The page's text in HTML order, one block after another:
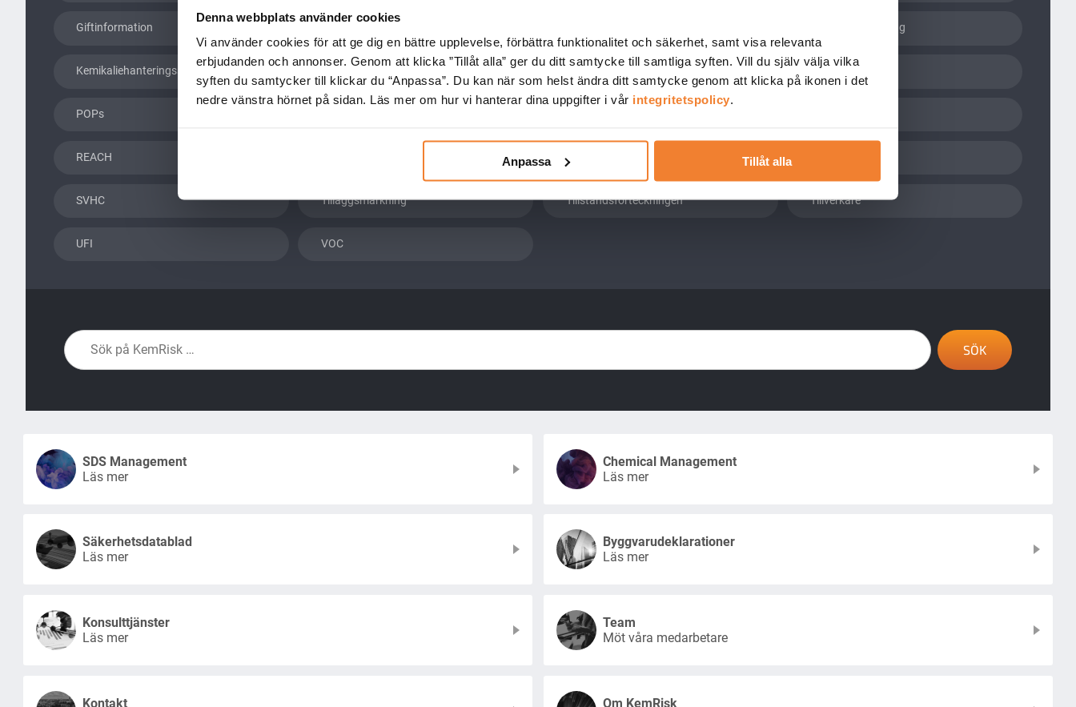
Denna webbplats använder cookies
Vi använder cookies för att ge dig en bättre upplevelse, förbättra funktionalitet och säkerhet, samt visa relevanta
erbjudanden och annonser. Genom att klicka ”Tillåt alla” ger du ditt samtycke till samtliga syften. Vill du själv välja vilka
syften du samtycker till klickar du “Anpassa”. Du kan när som helst ändra ditt samtycke genom att klicka på ikonen i det
nedre vänstra hörnet på sidan. Läs mer om hur vi hanterar dina uppgifter i vår integritetspolicy.
Anpassa Tillåt alla
Giftinformation Kemikaliehantering
Kemikaliehanteringssystem Märkning PACT
POPs
REACH Riskbedömning
SVHC Tilläggsmärkning Tillståndsförteckningen Tillverkare
UFI VOC
SDS Management
Läs mer
Chemical Management
Läs mer
Säkerhetsdatablad
Läs mer
Byggvarudeklarationer
Läs mer
Konsulttjänster
Läs mer
Team
Möt våra medarbetare
Kontakt Om KemRisk